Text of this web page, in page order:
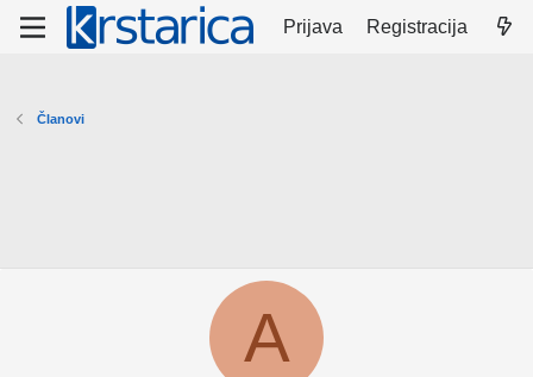
Prijava Registracija
Članovi
A